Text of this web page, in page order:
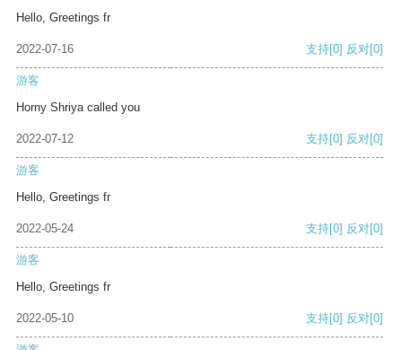
Hello, Greetings fr
2022-07-16 支持[0] 反对[0]
游客
Horny Shriya called you
2022-07-12 支持[0] 反对[0]
游客
Hello, Greetings fr
2022-05-24 支持[0] 反对[0]
游客
Hello, Greetings fr
2022-05-10 支持[0] 反对[0]